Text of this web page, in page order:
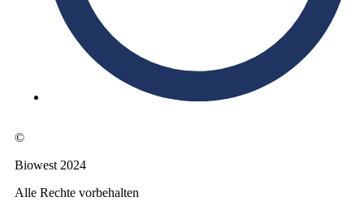
©
Biowest 2024
Alle Rechte vorbehalten